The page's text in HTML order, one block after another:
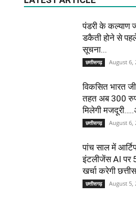
पंडरी के कल्याण
डकैती होने से
सूचना...
छत्तीसगढ़ August 6,
विकसित भारत
तहत अब 300
मिलेगी
छत्तीसगढ़ August 6,
पांच साल में
इंटलीजेंस AI पर
खर्चा करेगी
छत्तीसगढ़ August 5,